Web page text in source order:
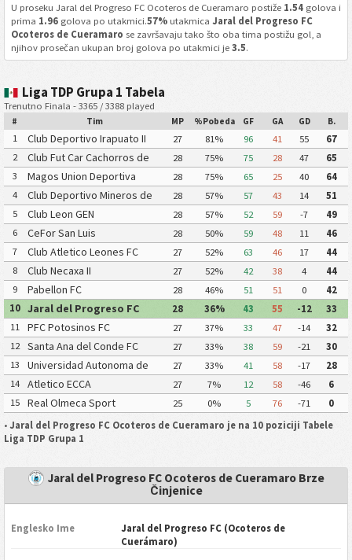
U proseku Jaral del Progreso FC Ocoteros de Cueramaro postiže 1.54golova i
prima 1.96golova po utakmici.57%utakmica Jaral del Progreso FC
Ocoteros de Cueramaro se završavaju tako što oba tima postižu gol, a
njihov prosečan ukupan broj golova po utakmici je 3.5.
Liga TDP Grupa 1 Tabela
Trenutno Finala - 3365 / 3388 played
# Tim MP %Pobeda GF GA GD B.
1 Club Deportivo Irapuato II 27 81% 96 41 55
67
2
Club Fut Car Cachorros de
Leon
28 75% 75 28 47
65
3
Magos Union Deportiva 28 75% 65 25 40
64
4
Club Deportivo Mineros de
Zacatecas II
28 57% 57 43 14
51
5
Club Leon GEN 28 57% 52 59 -7
49
6
CeFor San Luis 28 50% 59 48 11
46
7
Club Atletico Leones FC 27 52% 63 46 17
44
8
Club Necaxa II 27 52% 42 38 4
44
9
Pabellon FC 28 46% 51 51 0
42
10
Jaral del Progreso FC
Ocoteros de Cueramaro
28 36% 43 55 -12
33
11
PFC Potosinos FC 27 37% 33 47 -14
32
12
Santa Ana del Conde FC 27 33% 38 59 -21
30
13
Universidad Autonoma de
Zacatecas II
27 33% 41 58 -17
28
14
Atletico ECCA 27 7% 12 58 -46
6
15
Real Olmeca Sport
Empresarios del Rincon
25 0% 5 76 -71
0
• Jaral del Progreso FC Ocoteros de Cueramaro je na 10 poziciji Tabele
Liga TDP Grupa 1
Jaral del Progreso FC Ocoteros de Cueramaro Brze
Činjenice
Englesko Ime
Jaral del Progreso FC (Ocoteros de
Cuerámaro)